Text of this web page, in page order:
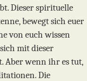
Dieser spirituelle
bewegt sich euer
von euch wissen
mit dieser
Aber wenn ihr es tut,
Die